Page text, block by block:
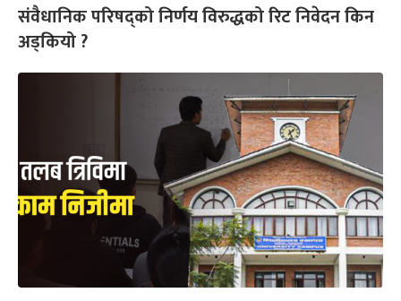
संवैधानिक परिषद्को निर्णय विरुद्धको रिट निवेदन किन
अड्कियो ?